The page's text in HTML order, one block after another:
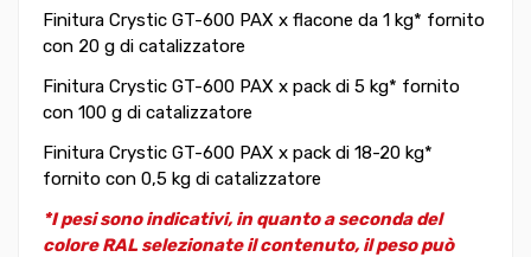
Finitura Crystic GT-600 PAX x flacone da 1 kg* fornito
con 20 g di catalizzatore
Finitura Crystic GT-600 PAX x pack di 5 kg* fornito
con 100 g di catalizzatore
Finitura Crystic GT-600 PAX x pack di 18-20 kg*
fornito con 0,5 kg di catalizzatore
*I pesi sono indicativi, in quanto a seconda del
colore RAL selezionate il contenuto, il peso può